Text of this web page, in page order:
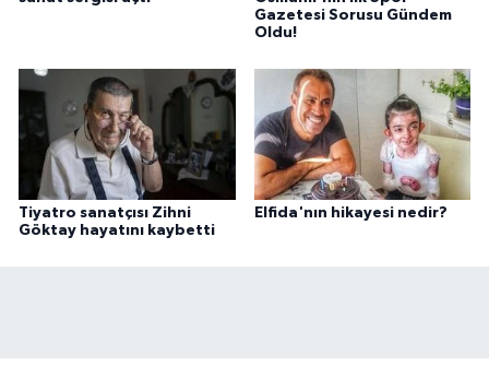
Gazetesi Sorusu Gündem
Oldu!
Tiyatro sanatçısı Zihni
Göktay hayatını kaybetti
Elfida'nın hikayesi nedir?